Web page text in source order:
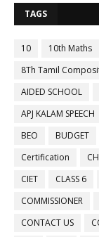
TAGS
10 10th Maths
8Th Tamil
AIDED SCHOOL
APJ KALAM SPEECH
BEO
BUDGET
Certification
CIET
CLASS 6
COMMISSIONER
CONTACT US